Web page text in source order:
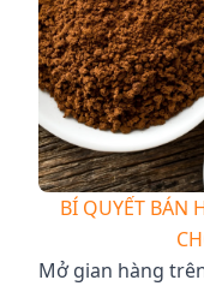
BÍ QUYẾT BÁN
Mở gian hàng